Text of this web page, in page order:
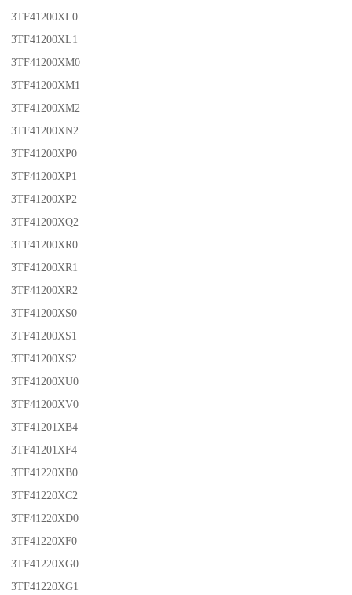
3TF41200XL0
3TF41200XL1
3TF41200XM0
3TF41200XM1
3TF41200XM2
3TF41200XN2
3TF41200XP0
3TF41200XP1
3TF41200XP2
3TF41200XQ2
3TF41200XR0
3TF41200XR1
3TF41200XR2
3TF41200XS0
3TF41200XS1
3TF41200XS2
3TF41200XU0
3TF41200XV0
3TF41201XB4
3TF41201XF4
3TF41220XB0
3TF41220XC2
3TF41220XD0
3TF41220XF0
3TF41220XG0
3TF41220XG1